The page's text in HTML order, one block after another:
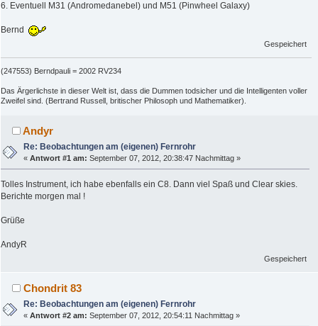
6. Eventuell M31 (Andromedanebel) und M51 (Pinwheel Galaxy)
Bernd
Gespeichert
(247553) Berndpauli = 2002 RV234
Das Ärgerlichste in dieser Welt ist, dass die Dummen todsicher und die Intelligenten voller
Zweifel sind. (Bertrand Russell, britischer Philosoph und Mathematiker).
Andyr
Re: Beobachtungen am (eigenen) Fernrohr
«Antwort #1 am: September 07, 2012, 20:38:47 Nachmittag »
Tolles Instrument, ich habe ebenfalls ein C8. Dann viel Spaß und Clear skies.
Berichte morgen mal !
Grüße
AndyR
Gespeichert
Chondrit 83
Re: Beobachtungen am (eigenen) Fernrohr
«Antwort #2 am: September 07, 2012, 20:54:11 Nachmittag »